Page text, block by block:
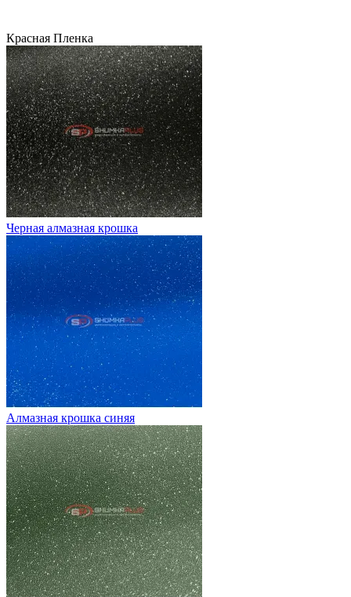
Красная Пленка
Черная алмазная крошка
Алмазная крошка синяя